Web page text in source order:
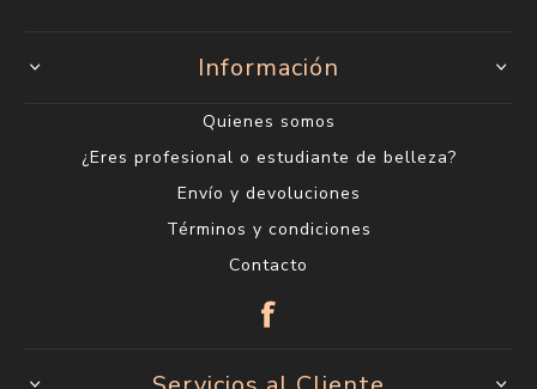
Información
Quienes somos
¿Eres profesional o estudiante de belleza?
Envío y devoluciones
Términos y condiciones
Contacto